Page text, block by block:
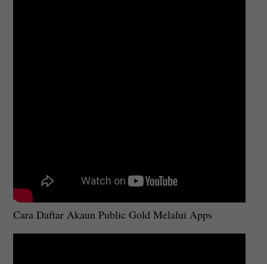
Cara Daftar Akaun Public Gold Melalui Apps